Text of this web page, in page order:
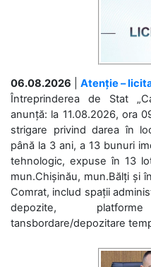
06.08.2026
Atenție –
Întreprinderea de Stat
anunță: la 11.08.2026, ora
strigare privind darea în
până la 3 ani, a 13 bunuri
tehnologic, expuse în 13
mun.Chișinău, mun.Bălți și
Comrat, includ spații
depozite,
tansbordare/depozitare